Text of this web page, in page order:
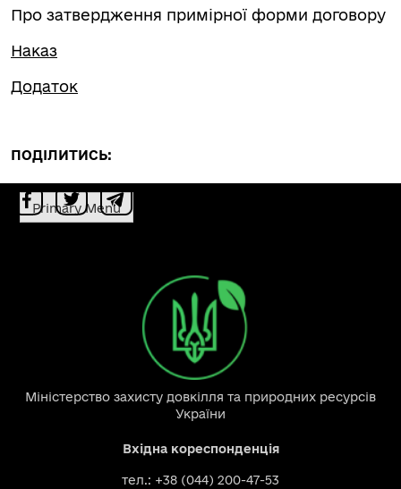
Про затвердження примірної форми договору
Наказ
Додаток
ПОДІЛИТИСЬ:
Primary Menu
Міністерство захисту довкілля та природних ресурсів
України
Вхідна кореспонденція
тел.: +38 (044) 200-47-53